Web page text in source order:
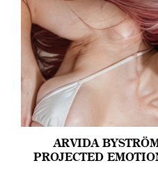
ARVIDA
PROJECTED